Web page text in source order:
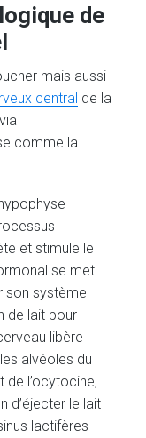
de
mais aussi
central de la
comme la
et stimule le
se met
son système
de lait pour
libère
alvéoles du
l’ocytocine,
d’éjecter le lait
lactifères